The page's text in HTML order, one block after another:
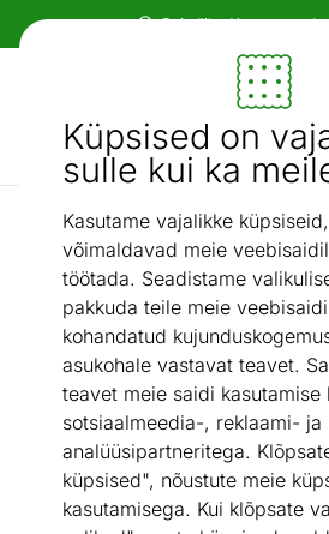
Küpsised on
sulle kui ka
Kasutame vajalikke
võimaldavad meie
töötada. Seadistame
pakkuda teile meie
kohandatud
asukohale vastavat teavet.
teavet meie saidi kasutamise
sotsiaalmeedia-, reklaami- ja
analüüsipartneritega.
küpsised", nõustute meie
kasutamisega. Kui klõpsate
Paindlikud ja mugavad
Mööbel ja sisustus - ON24
Otsi...
Riiulid / Seinariiulite